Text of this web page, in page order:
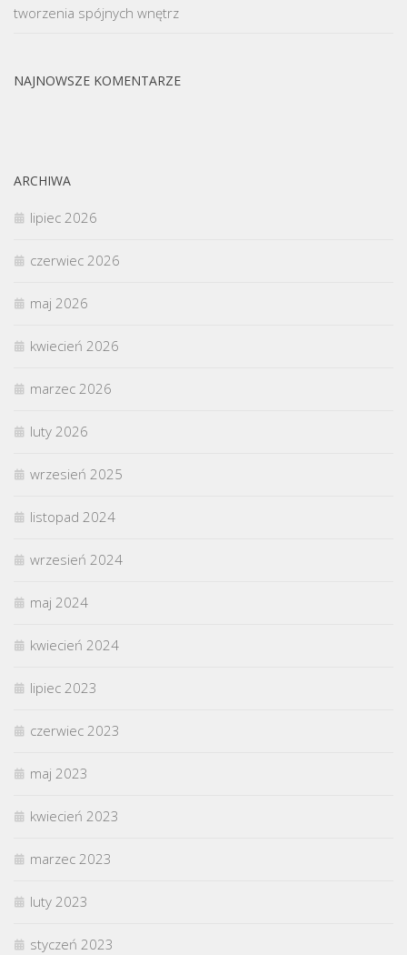
tworzenia spójnych wnętrz
NAJNOWSZE KOMENTARZE
ARCHIWA
lipiec 2026
czerwiec 2026
maj 2026
kwiecień 2026
marzec 2026
luty 2026
wrzesień 2025
listopad 2024
wrzesień 2024
maj 2024
kwiecień 2024
lipiec 2023
czerwiec 2023
maj 2023
kwiecień 2023
marzec 2023
luty 2023
styczeń 2023